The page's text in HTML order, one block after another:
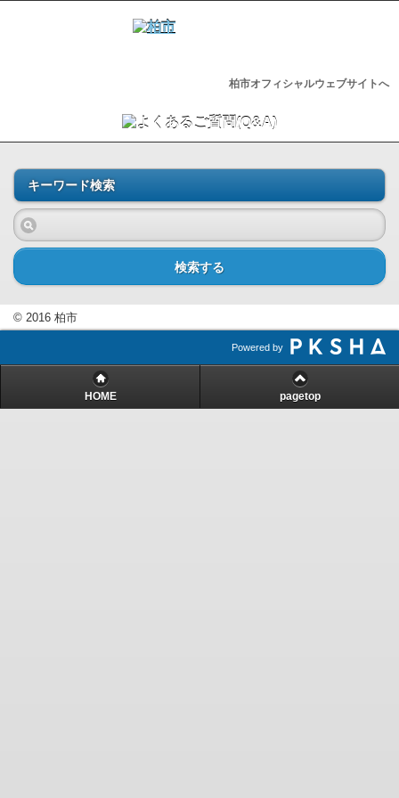
柏市オフィシャルウェブサイトへ
キーワード検索
検索する
© 2016 柏市
Powered by
HOME pagetop